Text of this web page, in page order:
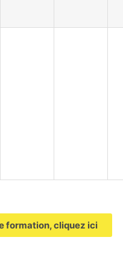
formation, cliquez ici